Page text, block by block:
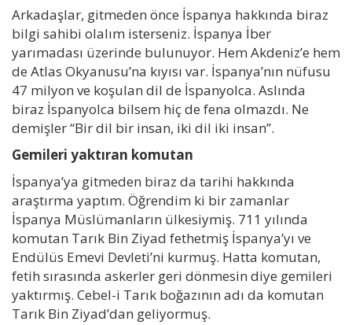
Arkadaşlar, gitmeden önce İspanya hakkında biraz
bilgi sahibi olalım isterseniz. İspanya İber
yarımadası üzerinde bulunuyor. Hem Akdeniz’e hem
de Atlas Okyanusu’na kıyısı var. İspanya’nın nüfusu
47 milyon ve koşulan dil de İspanyolca. Aslında
biraz İspanyolca bilsem hiç de fena olmazdı. Ne
demişler “Bir dil bir insan, iki dil iki insan”.
Gemileri yaktıran komutan
İspanya’ya gitmeden biraz da tarihi hakkında
araştırma yaptım. Öğrendim ki bir zamanlar
İspanya Müslümanların ülkesiymiş. 711 yılında
komutan Tarık Bin Ziyad fethetmiş İspanya’yı ve
Endülüs Emevi Devleti’ni kurmuş. Hatta komutan,
fetih sırasında askerler geri dönmesin diye gemileri
yaktırmış. Cebel-i Tarık boğazının adı da komutan
Tarık Bin Ziyad’dan geliyormuş.